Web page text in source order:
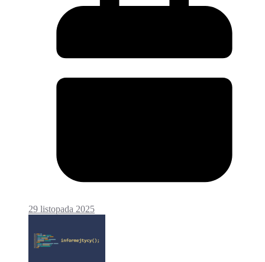
29 listopada 2025